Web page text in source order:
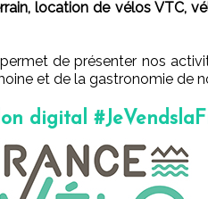
location de vélos VTC,
de présenter nos
et de la gastronomie de
digital